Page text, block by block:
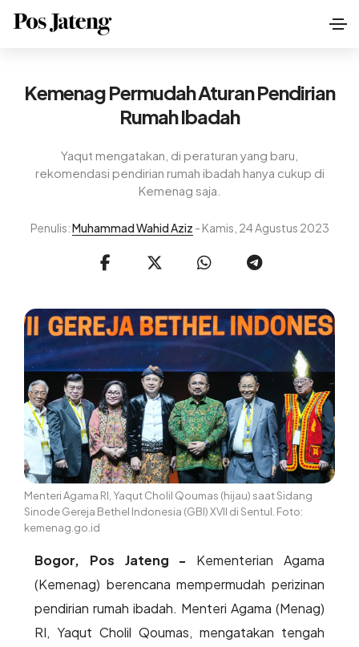
Kemenag Permudah Aturan Pendirian
Rumah Ibadah
Yaqut mengatakan, di peraturan yang baru,
rekomendasi pendirian rumah ibadah hanya cukup di
Kemenag saja.
Penulis:Muhammad Wahid Aziz - Kamis, 24 Agustus 2023
Menteri Agama RI, Yaqut Cholil Qoumas (hijau) saat Sidang
Sinode Gereja Bethel Indonesia (GBI) XVII di Sentul. Foto:
kemenag.go.id
Bogor, Pos Jateng - Kementerian Agama
(Kemenag) berencana mempermudah perizinan
pendirian rumah ibadah. Menteri Agama (Menag)
RI, Yaqut Cholil Qoumas, mengatakan tengah